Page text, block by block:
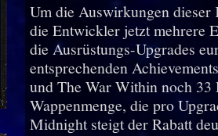
Um die Auswirkungen
die Entwickler jetzt mehrere
die Ausrüstungs-Upgrades
entsprechenden
und The War Within noch 33
Wappenmenge, die pro
Midnight steigt der Rabatt